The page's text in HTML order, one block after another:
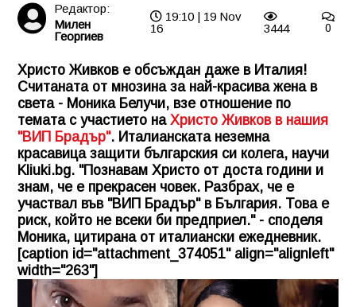
Редактор:
Милен
Георгиев
19:10 | 19 Nov
16
3444 0
Христо Живков е обсъждан даже в Италия!
Считаната от мнозина за най-красива жена в
света - Моника Белучи, взе отношение по
темата с участието на Христо Живков в нашия
"ВИП Брадър". Италианската неземна
красавица защити българския си колега, научи
Kliuki.bg. "Познавам Христо от доста години и
знам, че е прекрасен човек. Разбрах, че е
участвал във "ВИП Брадър" в България. Това е
риск, който не всеки би предприел." - споделя
Моника, цитирана от италиански ежедневник.
[caption id="attachment_374051" align="alignleft"
width="263"]